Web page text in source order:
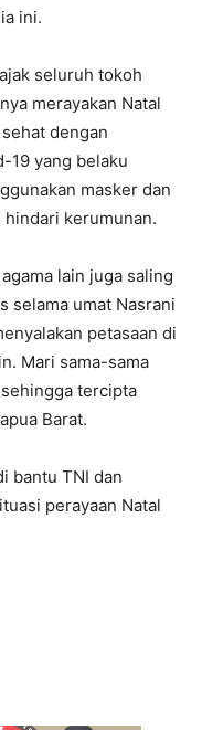
ini.
seluruh tokoh
merayakan Natal
dengan
19 yang belaku
masker dan
kerumunan.
lain juga saling
selama umat Nasrani
petasaan di
Mari sama-sama
tercipta
Barat.
bantu TNI dan
perayaan Natal